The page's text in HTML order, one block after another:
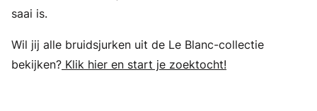
saai is.
Wil jij alle bruidsjurken uit de Le Blanc-collectie
bekijken? Klik hier en start je zoektocht!